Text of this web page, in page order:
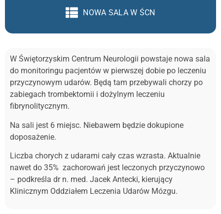
NOWA SALA W ŚCN
W Świętorzyskim Centrum Neurologii powstaje nowa sala
do monitoringu pacjentów w pierwszej dobie po leczeniu
przyczynowym udarów. Będą tam przebywali chorzy po
zabiegach trombektomii i dożylnym leczeniu
fibrynolitycznym.
Na sali jest 6 miejsc. Niebawem będzie dokupione
doposażenie.
Liczba chorych z udarami cały czas wzrasta. Aktualnie
nawet do 35% zachorowań jest leczonych przyczynowo
– podkreśla dr n. med. Jacek Antecki, kierujący
Klinicznym Oddziałem Leczenia Udarów Mózgu.